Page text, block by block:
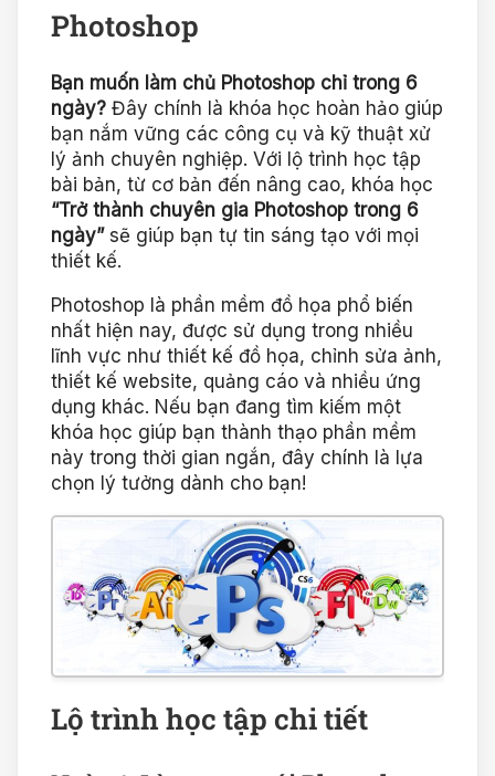
Photoshop
Bạn muốn làm chủ Photoshop chỉ trong 6
ngày? Đây chính là khóa học hoàn hảo giúp
bạn nắm vững các công cụ và kỹ thuật xử
lý ảnh chuyên nghiệp. Với lộ trình học tập
bài bản, từ cơ bản đến nâng cao, khóa học
“Trở thành chuyên gia Photoshop trong 6
ngày”sẽ giúp bạn tự tin sáng tạo với mọi
thiết kế.
Photoshop là phần mềm đồ họa phổ biến
nhất hiện nay, được sử dụng trong nhiều
lĩnh vực như thiết kế đồ họa, chỉnh sửa ảnh,
thiết kế website, quảng cáo và nhiều ứng
dụng khác. Nếu bạn đang tìm kiếm một
khóa học giúp bạn thành thạo phần mềm
này trong thời gian ngắn, đây chính là lựa
chọn lý tưởng dành cho bạn!
Lộ trình học tập chi tiết